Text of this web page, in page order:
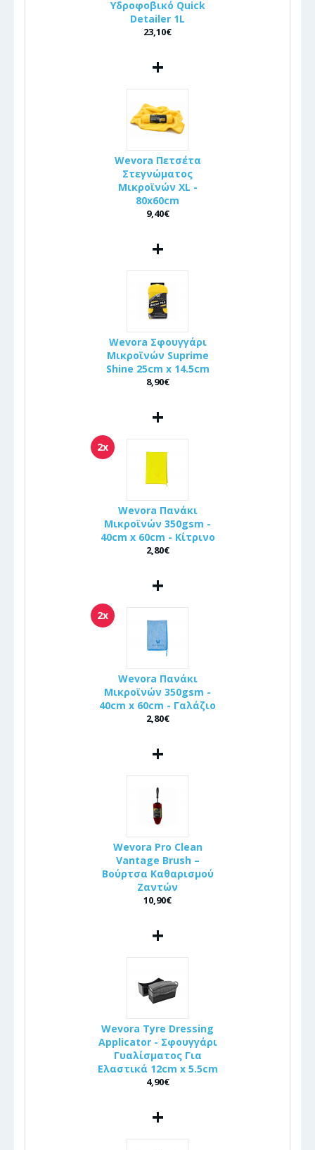
Υδροφοβικό Quick
Detailer 1L
23,10€
+
Wevora Πετσέτα
Στεγνώματος
Μικροϊνών XL -
80x60cm
9,40€
+
Wevora Σφουγγάρι
Μικροϊνών Suprime
Shine 25cm x 14.5cm
8,90€
+
2x
Wevora Πανάκι
Μικροϊνών 350gsm -
40cm x 60cm - Κίτρινο
2,80€
+
2x
Wevora Πανάκι
Μικροϊνών 350gsm -
40cm x 60cm - Γαλάζιο
2,80€
+
Wevora Pro Clean
Vantage Brush –
Βούρτσα Καθαρισμού
Ζαντών
10,90€
+
Wevora Tyre Dressing
Applicator - Σφουγγάρι
Γυαλίσματος Για
Ελαστικά 12cm x 5.5cm
4,90€
+